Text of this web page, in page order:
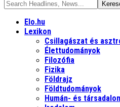
Elo.hu
Lexikon
Csillagászat és
Élettudományok
Filozófia
Fizika
Földrajz
Földtudományok
Humán- és